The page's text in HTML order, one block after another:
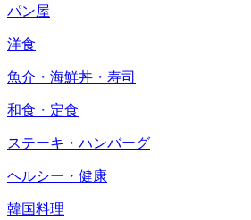
パン屋
洋食
魚介・海鮮丼・寿司
和食・定食
ステーキ・ハンバーグ
ヘルシー・健康
韓国料理